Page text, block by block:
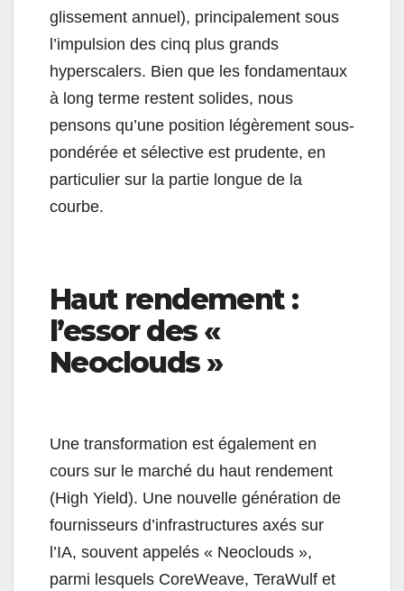
glissement annuel), principalement sous
l’impulsion des cinq plus grands
hyperscalers. Bien que les fondamentaux
à long terme restent solides, nous
pensons qu’une position légèrement sous-
pondérée et sélective est prudente, en
particulier sur la partie longue de la
courbe.
Haut rendement :
l’essor des «
Neoclouds »
Une transformation est également en
cours sur le marché du haut rendement
(High Yield). Une nouvelle génération de
fournisseurs d’infrastructures axés sur
l’IA, souvent appelés « Neoclouds »,
parmi lesquels CoreWeave, TeraWulf et